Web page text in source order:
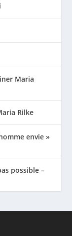
Maria
Rilke
envie »
possible –